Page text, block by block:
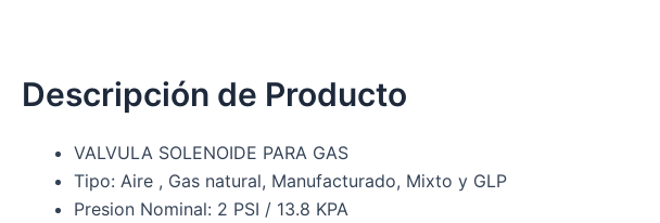
Descripción de Producto
VALVULA SOLENOIDE PARA GAS
Tipo: Aire , Gas natural, Manufacturado, Mixto y GLP
Presion Nominal: 2 PSI / 13.8 KPA